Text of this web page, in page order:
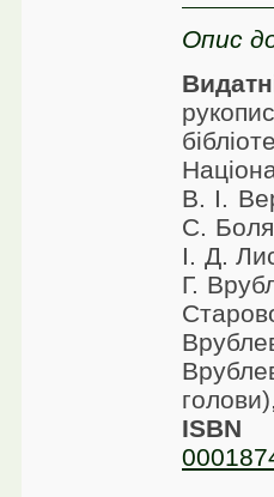
Опис
В. І.
С.
І. Д.
Г.
ISBN